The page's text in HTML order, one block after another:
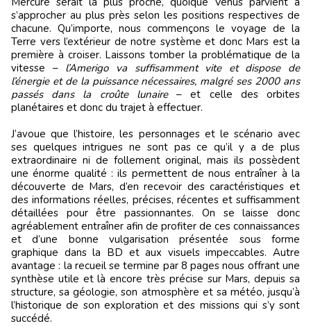
s’approcher au plus près selon les positions respectives de
chacune. Qu’importe, nous commençons le voyage de la
Terre vers l’extérieur de notre système et donc Mars est la
première à croiser. Laissons tomber la problématique de la
vitesse – l’Amerigo va suffisamment vite et dispose de
l’énergie et de la puissance nécessaires, malgré ses 2000 ans
passés dans la croûte lunaire– et celle des orbites
planétaires et donc du trajet à effectuer.
J’avoue que l’histoire, les personnages et le scénario avec
ses quelques intrigues ne sont pas ce qu’il y a de plus
extraordinaire ni de follement original, mais ils possèdent
une énorme qualité : ils permettent de nous entraîner à la
découverte de Mars, d’en recevoir des caractéristiques et
des informations réelles, précises, récentes et suffisamment
détaillées pour être passionnantes. On se laisse donc
agréablement entraîner afin de profiter de ces connaissances
et d’une bonne vulgarisation présentée sous forme
graphique dans la BD et aux visuels impeccables. Autre
avantage : la recueil se termine par 8 pages nous offrant une
synthèse utile et là encore très précise sur Mars, depuis sa
structure, sa géologie, son atmosphère et sa météo, jusqu’à
l’historique de son exploration et des missions qui s’y sont
succédé.